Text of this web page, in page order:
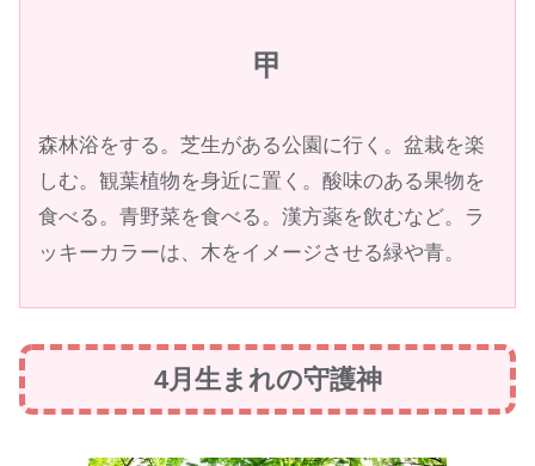
甲
森林浴をする。芝生がある公園に行く。盆栽を楽
しむ。観葉植物を身近に置く。酸味のある果物を
食べる。青野菜を食べる。漢方薬を飲むなど。ラ
ッキーカラーは、木をイメージさせる緑や青。
4月生まれの守護神